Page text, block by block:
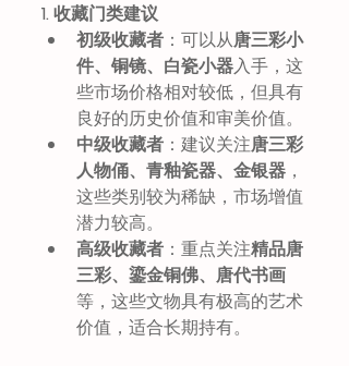
1. 收藏门类建议
初级收藏者 ：可以从唐三彩小
件、铜镜、白瓷小器入手，这
些市场价格相对较低，但具有
良好的历史价值和审美价值。
中级收藏者 ：建议关注唐三彩
人物俑、青釉瓷器、金银器 ，
这些类别较为稀缺，市场增值
潜力较高。
高级收藏者 ：重点关注精品唐
三彩、鎏金铜佛、唐代书画
等，这些文物具有极高的艺术
价值，适合长期持有。